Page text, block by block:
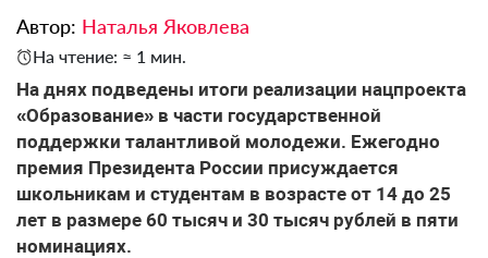
Автор: Наталья Яковлева
На чтение: ≈ 1 мин.
На днях подведены итоги реализации нацпроекта
«Образование» в части государственной
поддержки талантливой молодежи. Ежегодно
премия Президента России присуждается
школьникам и студентам в возрасте от 14 до 25
лет в размере 60 тысяч и 30 тысяч рублей в пяти
номинациях.